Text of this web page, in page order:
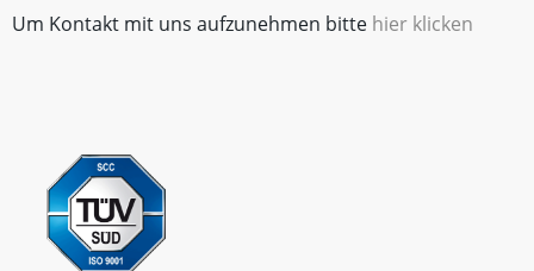
Um Kontakt mit uns aufzunehmen bitte hier klicken